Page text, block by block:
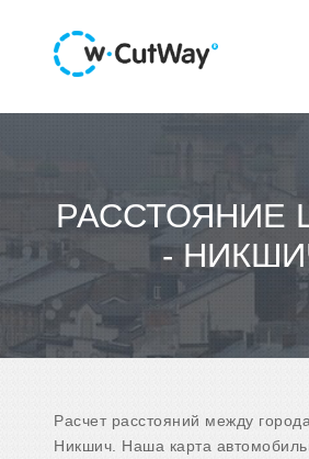
РАССТОЯНИЕ
-
Расчет расстояний между
Никшич. Наша карта